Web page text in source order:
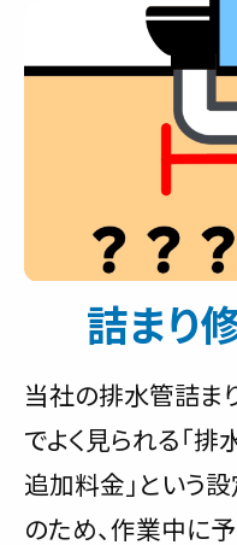
詰まり
当社の排水管詰ま
でよく見られる「
追加料金」という
のため、作業中に